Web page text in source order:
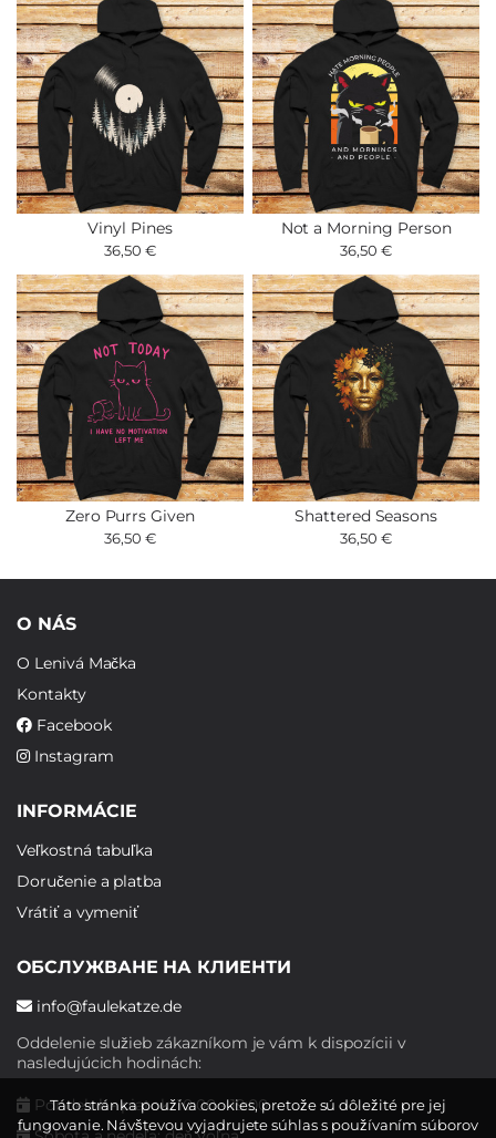
Vinyl Pines
36,50 €
Not a Morning Person
36,50 €
Zero Purrs Given
36,50 €
Shattered Seasons
36,50 €
O NÁS
O Lenivá Mačka
Kontakty
Facebook
Instagram
INFORMÁCIE
Veľkostná tabuľka
Doručenie a platba
Vrátiť a vymeniť
ОБСЛУЖВАНЕ НА КЛИЕНТИ
info@faulekatze.de
Oddelenie služieb zákazníkom je vám k dispozícii v
nasledujúcich hodinách:
Pondelok - piatok: 10:00 - 19:00
Táto stránka používa cookies, pretože sú dôležité pre jej
fungovanie. Návštevou vyjadrujete súhlas s používaním súborov